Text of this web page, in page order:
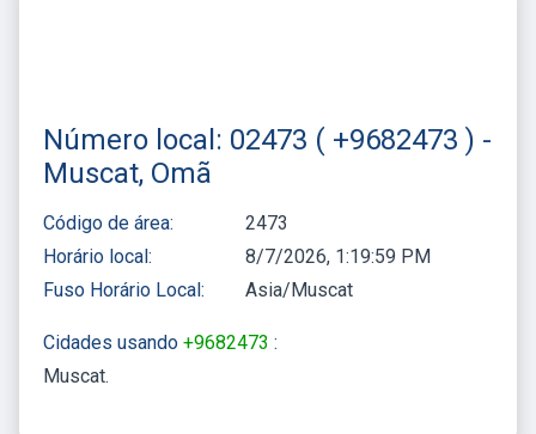
Número local: 02473 ( +9682473 ) -
Muscat, Omã
Código de área:
2473
Horário local:
8/7/2026, 1:19:59 PM
Fuso Horário Local:
Asia/Muscat
Cidades usando +9682473 :
Muscat